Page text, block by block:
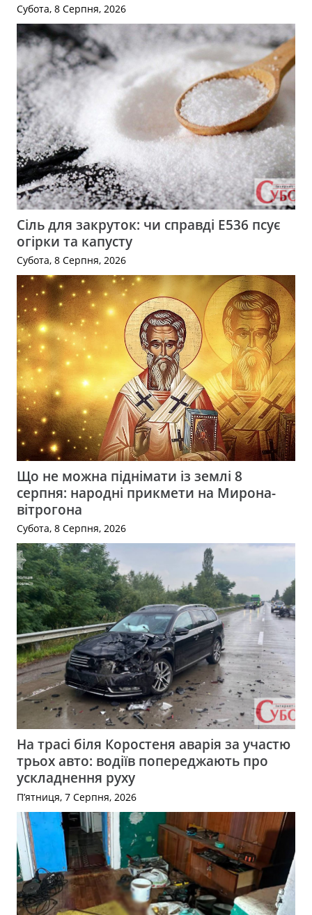
Субота, 8 Серпня, 2026
Сіль для закруток: чи справді Е536 псує
огірки та капусту
Субота, 8 Серпня, 2026
Що не можна піднімати із землі 8
серпня: народні прикмети на Мирона-
вітрогона
Субота, 8 Серпня, 2026
На трасі біля Коростеня аварія за участю
трьох авто: водіїв попереджають про
ускладнення руху
П’ятниця, 7 Серпня, 2026